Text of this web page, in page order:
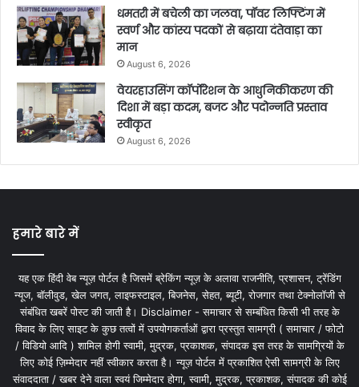
धमतरी में बचेली का जलवा, पॉवर लिफ्टिंग में
स्वर्ण और कांस्य पदकों से बढ़ाया दंतेवाड़ा का
मान
August 6, 2026
वेयरहाउसिंग कॉर्पोरेशन के आधुनिकीकरण की
दिशा में बड़ा कदम, बजट और पदोन्नति प्रस्ताव
स्वीकृत
August 6, 2026
हमारे बारे में
यह एक हिंदी वेब न्यूज़ पोर्टल है जिसमें ब्रेकिंग न्यूज़ के अलावा राजनीति, प्रशासन, ट्रेंडिंग
न्यूज, बॉलीवुड, खेल जगत, लाइफस्टाइल, बिजनेस, सेहत, ब्यूटी, रोजगार तथा टेक्नोलॉजी से
संबंधित खबरें पोस्ट की जाती है। Disclaimer - समाचार से सम्बंधित किसी भी तरह के
विवाद के लिए साइट के कुछ तत्वों में उपयोगकर्ताओं द्वारा प्रस्तुत सामग्री ( समाचार / फोटो
/ विडियो आदि ) शामिल होगी स्वामी, मुद्रक, प्रकाशक, संपादक इस तरह के सामग्रियों के
लिए कोई ज़िम्मेदार नहीं स्वीकार करता है। न्यूज़ पोर्टल में प्रकाशित ऐसी सामग्री के लिए
संवाददाता / खबर देने वाला स्वयं जिम्मेदार होगा, स्वामी, मुद्रक, प्रकाशक, संपादक की कोई